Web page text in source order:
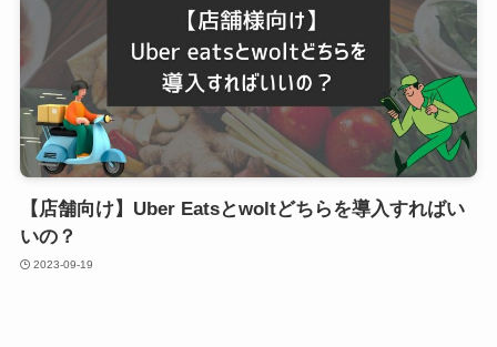
【店舗向け】Uber Eatsとwoltどちらを導入すればい
いの？
2023-09-19